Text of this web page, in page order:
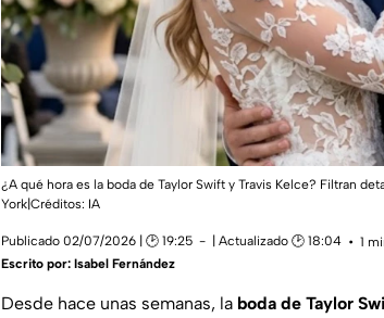
¿A qué hora es la boda de Taylor Swift y Travis Kelce? Filtran
York|Créditos: IA
Publicado 02/07/2026 | 🕑 19:25 | Actualizado 🕑 18:04
1
Escrito por: Isabel Fernández
Desde hace unas semanas, la boda de Taylor